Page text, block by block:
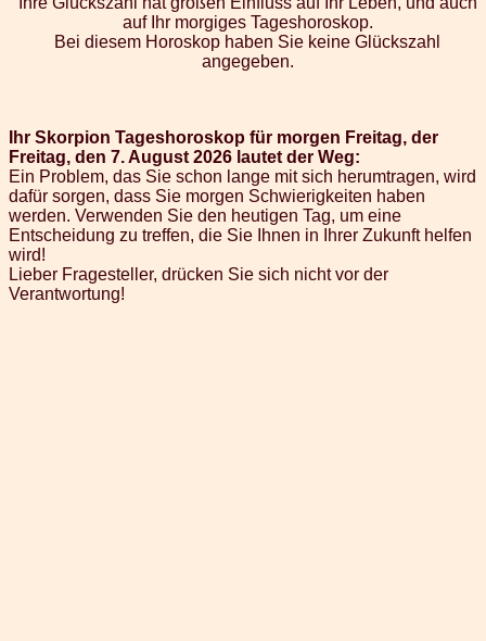
auf Ihr morgiges Tageshoroskop.
Bei diesem Horoskop haben Sie keine Glückszahl
angegeben.
Ihr Skorpion Tageshoroskop für morgen Freitag, der
Freitag, den 7. August 2026 lautet der Weg:
Ein Problem, das Sie schon lange mit sich herumtragen, wird
dafür sorgen, dass Sie morgen Schwierigkeiten haben
werden. Verwenden Sie den heutigen Tag, um eine
Entscheidung zu treffen, die Sie Ihnen in Ihrer Zukunft helfen
wird!
Lieber Fragesteller, drücken Sie sich nicht vor der
Verantwortung!